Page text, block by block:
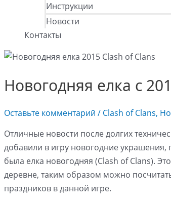
Инструкции
Новости
Контакты
Новогодняя елка с
Оставьте комментарий / Clash of Clans,
Отличные новости после долгих
добавили в игру новогодние
была елка новогодняя (Clash of Clans).
деревне, таким образом можно
праздников в данной игре.